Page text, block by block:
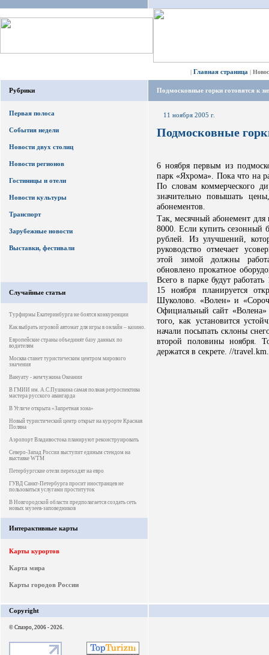
| Главная страница |
Рубрики
Первая полоса
События недели
Новости двух столиц
Новости регионов
Гостиницы и отели
Новости культуры
Транспорт
Зарубежные новости
Выставки, фестивали
Случайные статьи
Турфирмы Екатеринбурга не боятся конкуренции
Как выбрать игровой автомат для игры в онлайн – казино.
Европейские страны объединят базу данных по
водителям
Москва станет туристическим центром мирового
значения
Вануату - жемчужина Океании
В ГМИИ им. А.С.Пушкина самая полная ретроспектива
мастера русского авангарда
В Угличе открыта «Запретная зона»
Новый туристический центр открыт на курорте Красная
Поляна
Аэропорт Владивостока планируют реконструировать
Северо-Запад России выступит единым стендом на
выставке WTM
Петербургские отели переходят на евро
ГУВД Санкт-Петербурга просит иностранцев не
пользоваться услугами проституток
В Новгородской области предполагается создать сеть
новых музеев-заповедников
Интерактивные карты
Карты курортов
Карта мира
Карты городов России
Подмосковные горки готовятся к
11 ноября 2005 г.
Подмосковные
6 ноября первым из
парк «Яхрома». Пока что на
По словам коммерческого
значительно повышать
абонементов.
Так, месячный абонемент для
8000. Если купить сезонный
рублей. Из улучшений,
руководство отмечает
этой зимой должны
обновлено прокатное
Всего в парке будут
15 ноября планируется
Шуколово. «Волен» и
Официальный сайт «Волена»
того, как установится
начали посыпать склоны
второй половины ноября.
держатся в секрете. //
Copyright
© Спаэро, 2006 - 2026.